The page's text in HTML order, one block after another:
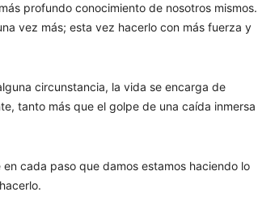
profundo conocimiento de nosotros mismos.
vez más; esta vez hacerlo con más fuerza y
circunstancia, la vida se encarga de
tanto más que el golpe de una caída inmersa
cada paso que damos estamos haciendo lo